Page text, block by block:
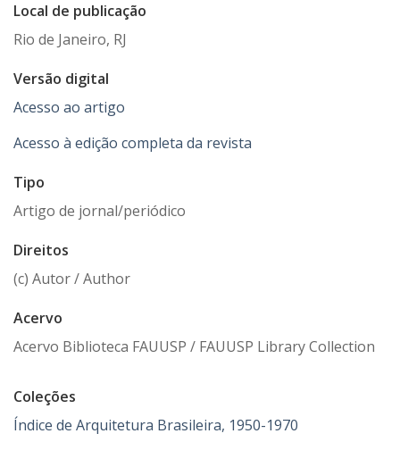
Local de publicação
Rio de Janeiro, RJ
Versão digital
Acesso ao artigo
Acesso à edição completa da revista
Tipo
Artigo de jornal/periódico
Direitos
(c) Autor / Author
Acervo
Acervo Biblioteca FAUUSP / FAUUSP Library Collection
Coleções
Índice de Arquitetura Brasileira, 1950-1970